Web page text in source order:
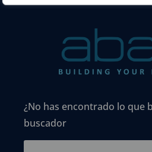
¿No has encontrado lo que
buscador